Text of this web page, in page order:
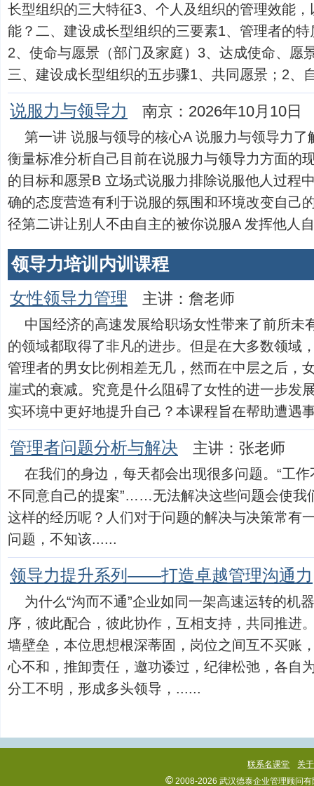
长型组织的三大特征3、个人及组织的管理效能
能？二、建设成长型组织的三要素1、管理者的
2、使命与愿景（部门及家庭）3、达成使命、愿
三、建设成长型组织的五步骤1、共同愿景；2、
说服力与领导力 南京：2026年10月10日
第一讲 说服与领导的核心A 说服力与领导力
衡量标准分析自己目前在说服力与领导力方面的
的目标和愿景B 立场式说服力排除说服他人过程
确的态度营造有利于说服的氛围和环境改变自己
径第二讲让别人不由自主的被你说服A 发挥他人
领导力培训内训课程
女性领导力管理 主讲：詹老师
中国经济的高速发展给职场女性带来了前所未
的领域都取得了非凡的进步。但是在大多数领域
管理者的男女比例相差无几，然而在中层之后，
崖式的衰减。究竟是什么阻碍了女性的进一步发
实环境中更好地提升自己？本课程旨在帮助遭遇
管理者问题分析与解决 主讲：张老师
在我们的身边，每天都会出现很多问题。“工作
不同意自己的提案”……无法解决这些问题会使我
这样的经历呢？人们对于问题的解决与决策常有
问题，不知该......
领导力提升系列——打造卓越管理沟通力
为什么“沟而不通”企业如同一架高速运转的机
序，彼此配合，彼此协作，互相支持，共同推进
墙壁垒，本位思想根深蒂固，岗位之间互不买账
心不和，推卸责任，邀功诿过，纪律松弛，各自
分工不明，形成多头领导，......
联系名课堂 关
© 2008-2026 武汉德泰企业管理顾问